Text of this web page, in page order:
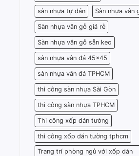
sàn nhựa tự dán Sàn nhựa vân
Sàn nhựa vân gỗ giá rẻ
Sàn nhựa vân gỗ sẵn keo
sàn nhựa vân đá 45x45
sàn nhựa vân đá TPHCM
thi công sàn nhựa Sài Gòn
thi công sàn nhựa TPHCM
Thi công xốp dán tường
thi công xốp dán tường tphcm
Trang trí phòng ngủ với xốp dán